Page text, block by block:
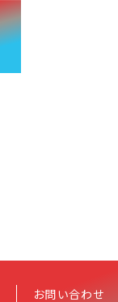
お問い合わせ